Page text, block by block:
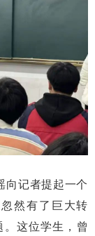
向记者提起一个
然有了巨大转
这位学生，曾